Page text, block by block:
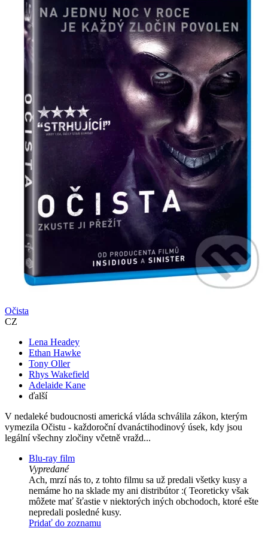
Očista
CZ
Lena Headey
Ethan Hawke
Tony Oller
Rhys Wakefield
Adelaide Kane
ďalší
V nedaleké budoucnosti americká vláda schválila zákon, kterým
vymezila Očistu - každoroční dvanáctihodinový úsek, kdy jsou
legální všechny zločiny včetně vražd...
Blu-ray film
Vypredané
Ach, mrzí nás to, z tohto filmu sa už predali všetky kusy a
nemáme ho na sklade my ani distribútor :( Teoreticky však
môžete mať šťastie v niektorých iných obchodoch, ktoré ešte
nepredali posledné kusy.
Pridať do zoznamu